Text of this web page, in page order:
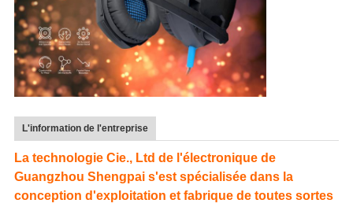
L'information de l'entreprise
La technologie Cie., Ltd de l'électronique de
Guangzhou Shengpai s'est spécialisée dans la
conception d'exploitation et fabrique de toutes sortes